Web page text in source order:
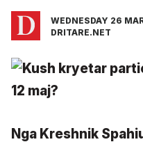
WEDNESDAY 26
DRITARE.NET
Nga Kreshnik